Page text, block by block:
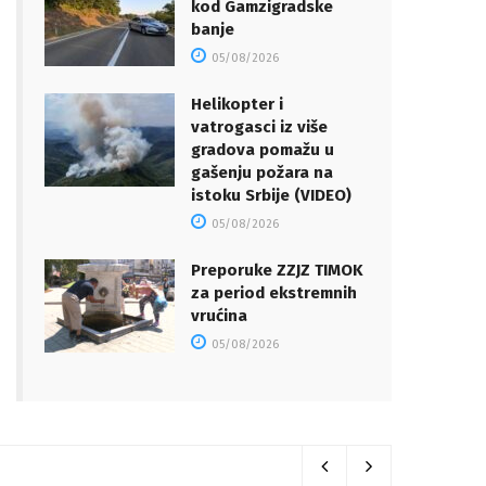
kod Gamzigradske
banje
05/08/2026
Helikopter i
vatrogasci iz više
gradova pomažu u
gašenju požara na
istoku Srbije (VIDEO)
05/08/2026
Preporuke ZZJZ TIMOK
za period ekstremnih
vrućina
05/08/2026